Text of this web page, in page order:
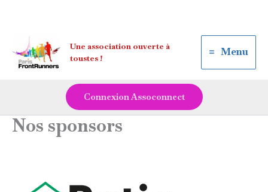
contenu
Une association ouverte à
toustes !
Menu
Connexion Assoconnect
Nos sponsors